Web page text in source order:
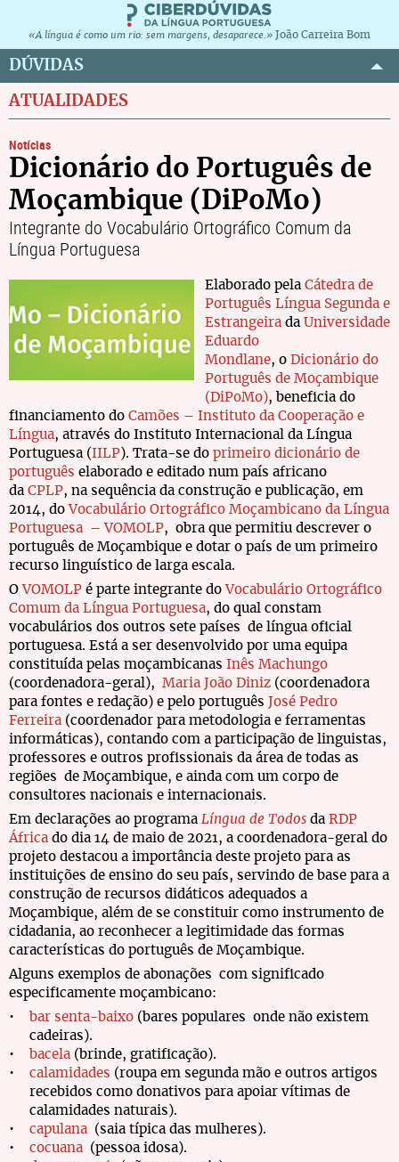
«A língua é como um rio: sem margens, desaparece.» João Carreira Bom
DÚVIDAS
ATUALIDADES
Notícias
Dicionário do Português de
Moçambique (DiPoMo)
Integrante do Vocabulário Ortográfico Comum da
Língua Portuguesa
Elaborado pela Cátedra de
Português Língua Segunda e
Estrangeira da Universidade
Eduardo
Mondlane, o Dicionário do
Português de Moçambique
(DiPoMo), beneficia do
financiamento do Camões – Instituto da Cooperação e
Língua, através do Instituto Internacional da Língua
Portuguesa (IILP). Trata-se do primeiro dicionário de
português elaborado e editado num país africano
da CPLP, na sequência da construção e publicação, em
2014, do Vocabulário Ortográfico Moçambicano da Língua
Portuguesa – VOMOLP, obra que permitiu descrever o
português de Moçambique e dotar o país de um primeiro
recurso linguístico de larga escala.
O VOMOLP é parte integrante do Vocabulário Ortográfico
Comum da Língua Portuguesa, do qual constam
vocabulários dos outros sete países de língua oficial
portuguesa. Está a ser desenvolvido por uma equipa
constituída pelas moçambicanas Inês Machungo
(coordenadora-geral), Maria João Diniz (coordenadora
para fontes e redação) e pelo português José Pedro
Ferreira (coordenador para metodologia e ferramentas
informáticas), contando com a participação de linguistas,
professores e outros profissionais da área de todas as
regiões de Moçambique, e ainda com um corpo de
consultores nacionais e internacionais.
Em declarações ao programa Língua de Todos da RDP
África do dia 14 de maio de 2021, a coordenadora-geral do
projeto destacou a importância deste projeto para as
instituições de ensino do seu país, servindo de base para a
construção de recursos didáticos adequados a
Moçambique, além de se constituir como instrumento de
cidadania, ao reconhecer a legitimidade das formas
características do português de Moçambique.
Alguns exemplos de abonações com significado
especificamente moçambicano:
bar senta-baixo(bares populares onde não existem
cadeiras).
bacela(brinde, gratificação).
calamidades (roupa em segunda mão e outros artigos
recebidos como donativos para apoiar vítimas de
calamidades naturais).
capulana(saia típica das mulheres).
cocuana (pessoa idosa).